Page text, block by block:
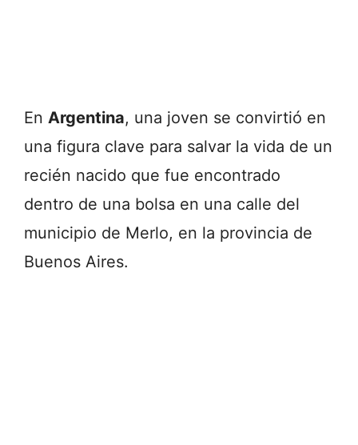
En Argentina, una joven se convirtió en
una figura clave para salvar la vida de un
recién nacido que fue encontrado
dentro de una bolsa en una calle del
municipio de Merlo, en la provincia de
Buenos Aires.